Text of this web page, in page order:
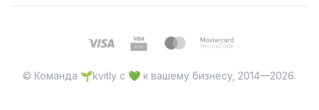
© Команда 🌱kvitly с 💚 к вашему бизнесу, 2014—2026.